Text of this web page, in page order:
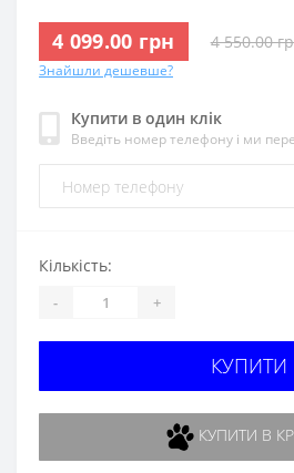
4 099.00 грн 4 550.00
Знайшли дешевше?
Купити в один клік
Введіть номер телефону і ми
Кількість:
- +
КУПИТИ
КУПИТИ В